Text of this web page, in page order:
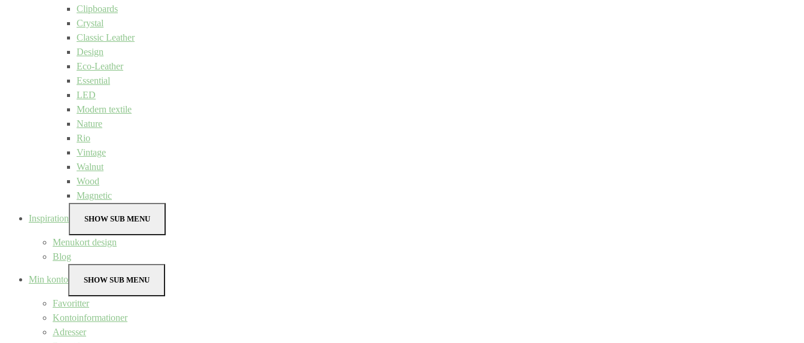
Clipboards
Crystal
Classic Leather
Design
Eco-Leather
Essential
LED
Modern textile
Nature
Rio
Vintage
Walnut
Wood
Magnetic
Inspiration SHOW SUB MENU
Menukort design
Blog
Min konto SHOW SUB MENU
Favoritter
Kontoinformationer
Adresser